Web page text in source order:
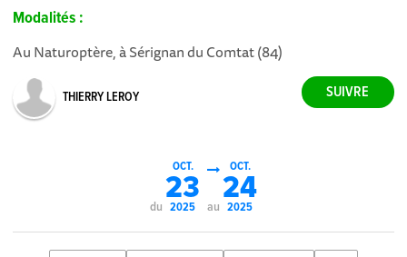
Modalités :
Au Naturoptère, à Sérignan du Comtat (84)
THIERRY LEROY
du
OCT.
23
2025 au
OCT.
24
2025